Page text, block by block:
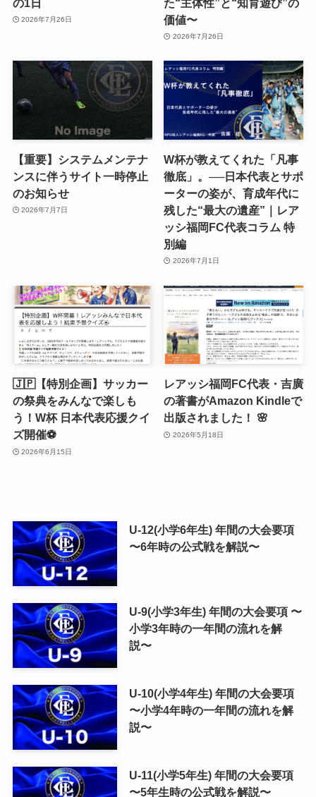
の1日
2026年7月26日
た“主体性”と“知育遊び”の
価値〜
2026年7月26日
【重要】システムメンテナ
ンスに伴うサイト一時停止
のお知らせ
2026年7月7日
W杯が教えてくれた「凡事
徹底」。──日本代表とサポ
ーターの姿が、育成年代に
残した“最大の遺産”｜レア
ッシ福岡FC代表コラム 特
別編
2026年7月1日
🇯🇵【特別企画】サッカー
の祭典をみんなで楽しも
う！W杯 日本代表応援クイ
ズ開催⚽️
2026年6月15日
レアッシ福岡FC代表・吉廣
の著書がAmazon Kindleで
出版されました！ 🌸
2026年5月18日
U-12(小学6年生) 年間の大会要項
〜6年時の公式戦を解説〜
U-9(小学3年生) 年間の大会要項 〜
小学3年時の一年間の流れを解
説〜
U-10(小学4年生) 年間の大会要項
〜小学4年時の一年間の流れを解
説〜
U-11(小学5年生) 年間の大会要項
〜5年生時の公式戦を解説〜